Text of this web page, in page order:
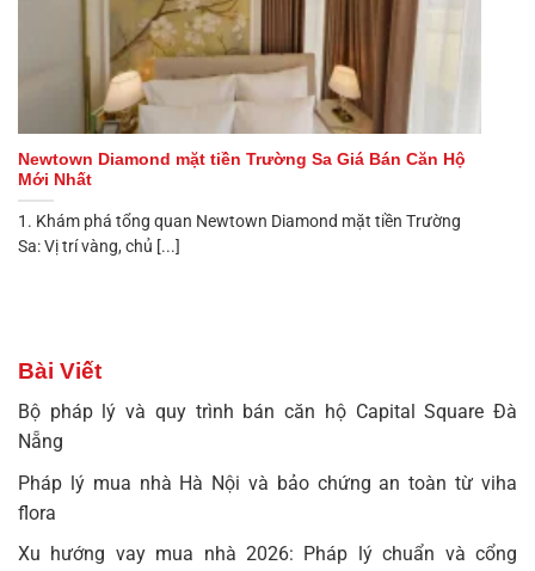
Newtown Diamond mặt tiền Trường Sa Giá Bán Căn Hộ
Mới Nhất
1. Khám phá tổng quan Newtown Diamond mặt tiền Trường
Sa: Vị trí vàng, chủ [...]
Bài Viết
Bộ pháp lý và quy trình bán căn hộ Capital Square Đà
Nẵng
Pháp lý mua nhà Hà Nội và bảo chứng an toàn từ viha
flora
Xu hướng vay mua nhà 2026: Pháp lý chuẩn và cổng